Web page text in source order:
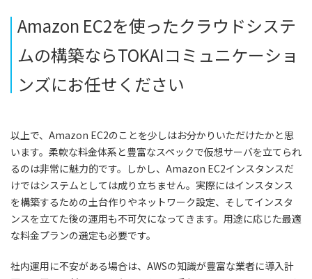
Amazon EC2を使ったクラウドシステ
ムの構築ならTOKAIコミュニケーショ
ンズにお任せください
以上で、Amazon EC2のことを少しはお分かりいただけたかと思
います。柔軟な料金体系と豊富なスペックで仮想サーバを立てられ
るのは非常に魅力的です。しかし、Amazon EC2インスタンスだ
けではシステムとしては成り立ちません。実際にはインスタンス
を構築するための土台作りやネットワーク設定、そしてインスタ
ンスを立てた後の運用も不可欠になってきます。用途に応じた最適
な料金プランの選定も必要です。
社内運用に不安がある場合は、AWSの知識が豊富な業者に導入計